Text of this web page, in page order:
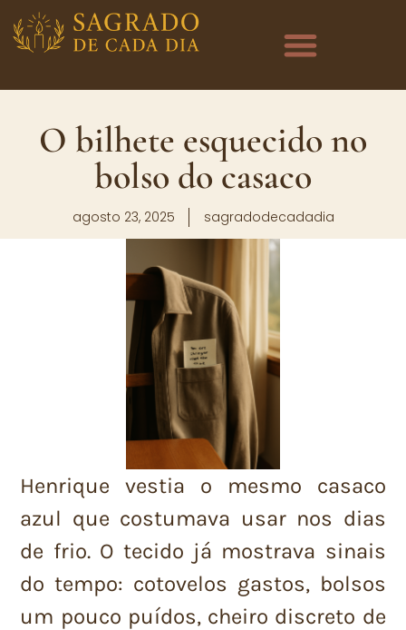
O bilhete esquecido no
bolso do casaco
agosto 23, 2025 sagradodecadadia
Henrique vestia o mesmo casaco
azul que costumava usar nos dias
de frio. O tecido já mostrava sinais
do tempo: cotovelos gastos, bolsos
um pouco puídos, cheiro discreto de